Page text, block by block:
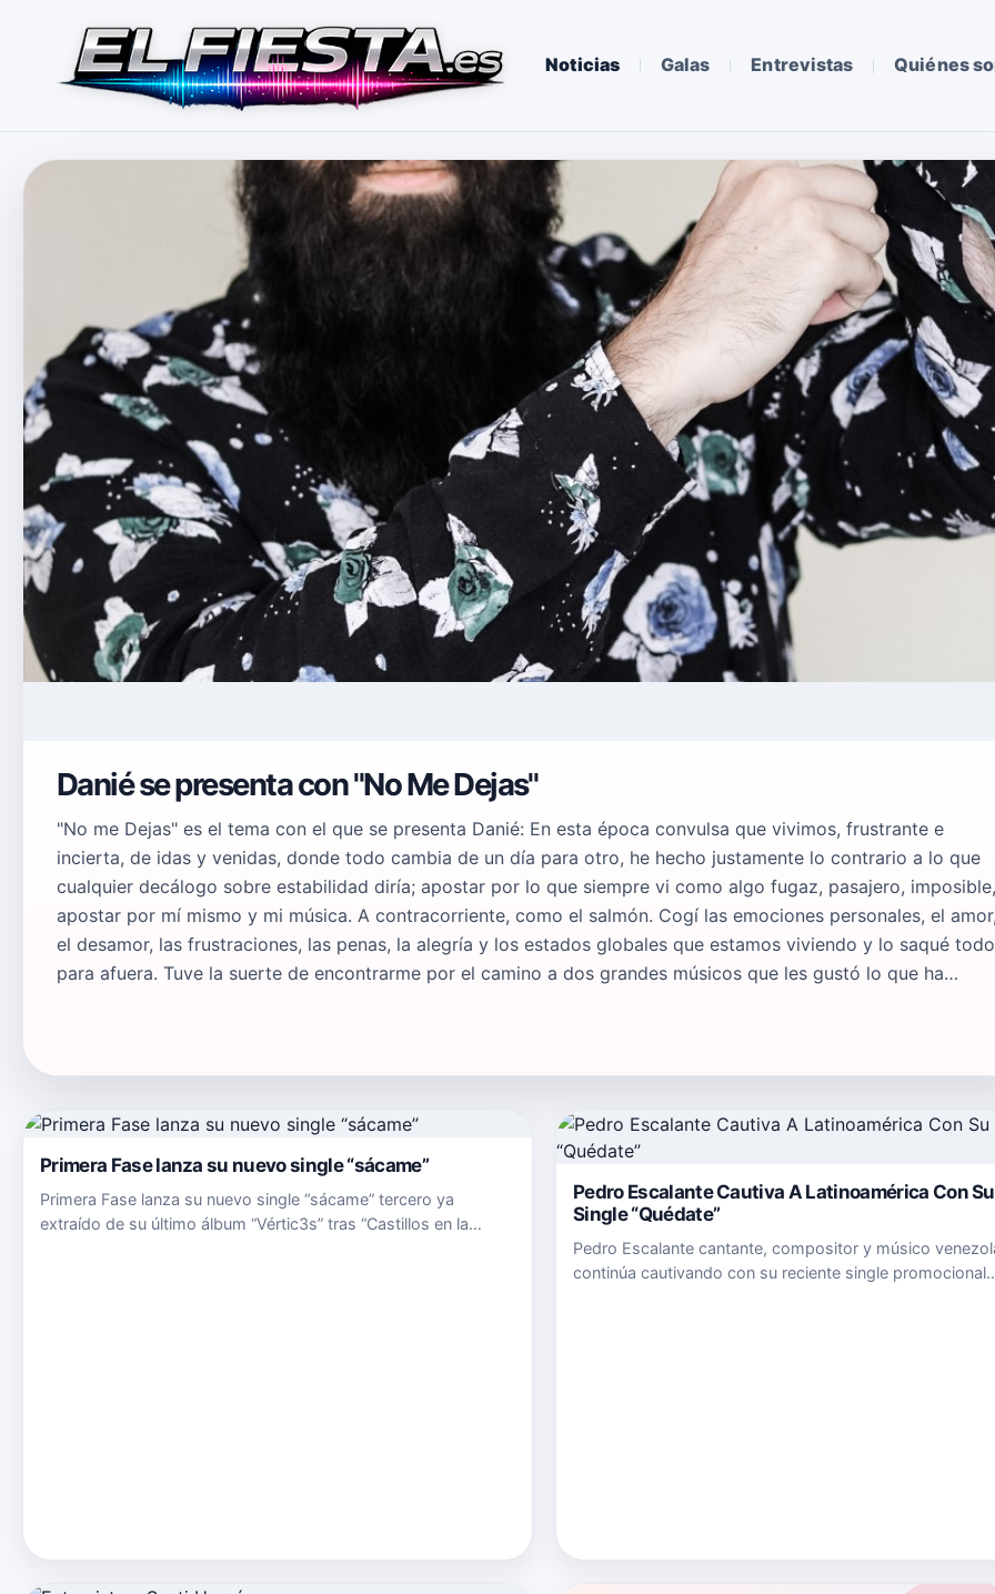
Noticias Galas Entrevistas Quiénes
Danié se presenta con "No Me Dejas"
"No me Dejas" es el tema con el que se presenta Danié: En esta época convulsa que vivimos, frustrante e
incierta, de idas y venidas, donde todo cambia de un día para otro, he hecho justamente lo contrario a lo que
cualquier decálogo sobre estabilidad diría; apostar por lo que siempre vi como algo fugaz, pasajero, imposible,
apostar por mí mismo y mi música. A contracorriente, como el salmón. Cogí las emociones personales, el
el desamor, las frustraciones, las penas, la alegría y los estados globales que estamos viviendo y lo saqué todo
para afuera. Tuve la suerte de encontrarme por el camino a dos grandes músicos que les gustó lo que ha…
Primera Fase lanza su nuevo single “sácame”
Primera Fase lanza su nuevo single “sácame” tercero ya
extraído de su último álbum “Vértic3s” tras “Castillos en la
Pedro Escalante Cautiva A Latinoamérica Con Su
Single “Quédate”
Pedro Escalante cantante, compositor y músico
continúa cautivando con su reciente single promocional